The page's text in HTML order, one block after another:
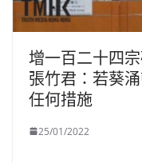
增一百二十四
張竹君：若葵
任何措施
25/01/2022